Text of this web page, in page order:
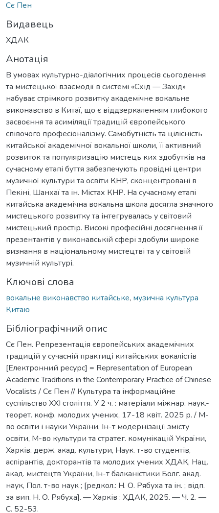
Сє Пен
Видавець
ХДАК
Анотація
В умовах культурно-діалогічних процесів сьогодення
та мистецької взаємодії в системі «Схід — Захід»
набуває стрімкого розвитку академічне вокальне
виконавство в Китаї, що є віддзеркаленням глибокого
засвоєння та асиміляції традицій європейського
співочого професіоналізму. Самобутність та цілісність
китайської академічної вокальної школи, її активний
розвиток та популяризацію мистець ких здобутків на
сучасному етапі буття забезпечують провідні центри
музичної культури та освіти КНР, сконцентровані в
Пекіні, Шанхаї та ін. Містах КНР. На сучасному етапі
китайська академічна вокальна школа досягла значного
мистецького розвитку та інтегрувалась у світовий
мистецький простір. Високі професійні досягнення її
презентантів у виконавській сфері здобули широке
визнання в національному мистецтві та у світовій
музичній культурі.
Ключові слова
вокальне виконавство китайське, музична культура
Китаю
Бібліографічний опис
Сє Пен. Репрезентація європейських академічних
традицій у сучасній практиці китайських вокалістів
[Електронний ресурс] = Representation of European
Academic Traditions in the Contemporary Practice of Chinese
Vocalists / Сє Пен // Культура та інформаційне
суспільство ХХІ століття. У 2 ч. : матеріали міжнар. наук.-
теорет. конф. молодих учених, 17-18 квіт. 2025 р. / М-
во освіти і науки України, Ін-т модернізації змісту
освіти, М-во культури та стратег. комунікацій України,
Харків. держ. акад. культури, Наук. т-во студентів,
аспірантів, докторантів та молодих учених ХДАК, Нац.
акад. мистецтв України, Ін-т балканістики Болг. акад.
наук, Пол. т-во наук ; [редкол.: Н. О. Рябуха та ін. ; відп.
за вип. Н. О. Рябуха]. — Харків : ХДАК, 2025. — Ч. 2. —
С. 52-53.